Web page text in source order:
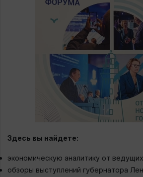
Здесь вы найдете:
экономическую аналитику от
обзоры выступлений губернатора